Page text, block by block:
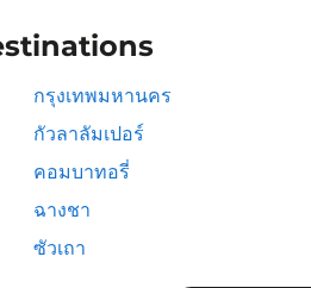
กรุงเทพมหานคร
กัวลาลัมเปอร์
คอมบาทอรี่
ฉางชา
ซัวเถา